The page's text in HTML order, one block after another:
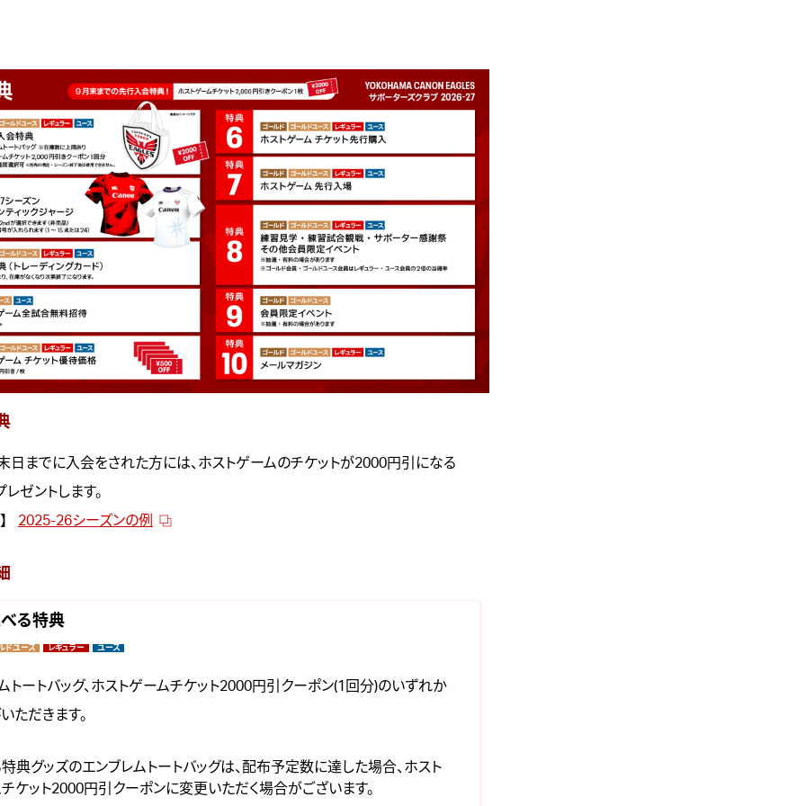
日までに入会をされた方には、ホストゲームのチケットが2000円引になる
ゼントします。
2025-26シーズンの例
る特典
ドユース レギュラー ユース
トートバッグ、ホストゲームチケット2000円引クーポン(1回分)のいずれか
ただきます。
典グッズのエンブレムトートバッグは、配布予定数に達した場合、ホスト
ケット2000円引クーポンに変更いただく場合がございます。